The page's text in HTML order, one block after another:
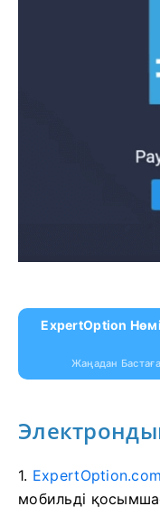
ExpertOption
Жаңадан
1. ExpertOption.com
мобильді